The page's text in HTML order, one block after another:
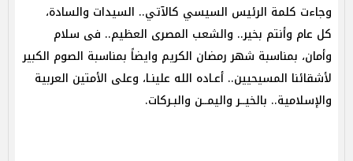
وجاءت كلمة الرئيس السيسي كالآتي.. السيدات والسادة،
كل عام وأنتم بخير.. والشعب المصرى العظيم.. فى سلام
وأمان، بمناسبة شهر رمضان الكريم وايضاً بمناسبة الصوم الكبير
لأشقائنا المسيحيين.. أعـاده الله علينـا، وعلى الأمتين العربية
والإسلامية.. بالخيــر واليمــن والبـركات.